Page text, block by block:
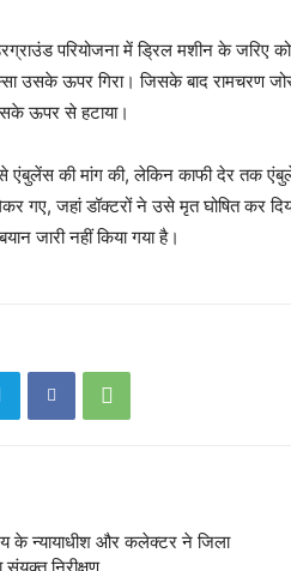
परियोजना में ड्रिल मशीन के जरिए
उसके ऊपर गिरा। जिसके बाद रामचरण
ऊपर से हटाया।
से एंबुलेंस की मांग की, लेकिन काफी देर तक
गए, जहां डॉक्टरों ने उसे मृत घोषित कर
जारी नहीं किया गया है।
के न्यायाधीश और कलेक्टर ने जिला